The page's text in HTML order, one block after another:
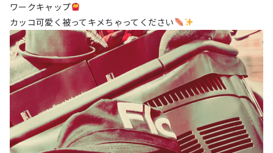
ワークキャップ
カッコ可愛く被ってキメちゃってください